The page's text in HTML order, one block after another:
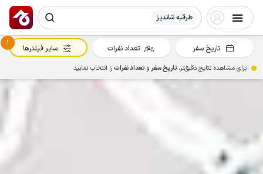
طرقبه شاندیز
تاریخ سفر تعداد نفرات
1
سایر فیلترها
برای مشاهده نتایج دقیق‌تر، تاریخ سفرو تعداد نفراترا انتخاب نمایید